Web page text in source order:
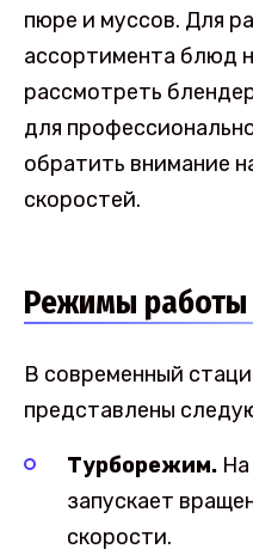
пюре и муссов. Для
ассортимента блюд
рассмотреть
для
обратить внимание
скоростей.
Режимы работы
В современный
представлены
Турборежим.
запускает
скорости.